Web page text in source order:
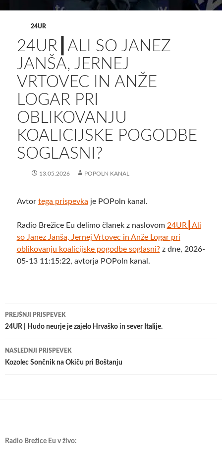
24UR
24UR┃ALI SO JANEZ
JANŠA, JERNEJ
VRTOVEC IN ANŽE
LOGAR PRI
OBLIKOVANJU
KOALICIJSKE POGODBE
SOGLASNI?
13.05.2026 POPOLN KANAL
Avtor tega prispevka je POPoln kanal.
Radio Brežice Eu delimo članek z naslovom 24UR┃Ali
so Janez Janša, Jernej Vrtovec in Anže Logar pri
oblikovanju koalicijske pogodbe soglasni?z dne, 2026-
05-13 11:15:22, avtorja POPoln kanal.
Krmarjenje
po
prispevkih
PREJŠNJI PRISPEVEK
24UR | Hudo neurje je zajelo Hrvaško in sever Italije.
NASLEDNJI PRISPEVEK
Kozolec Sončnik na Okiču pri Boštanju
Radio Brežice Eu v živo: